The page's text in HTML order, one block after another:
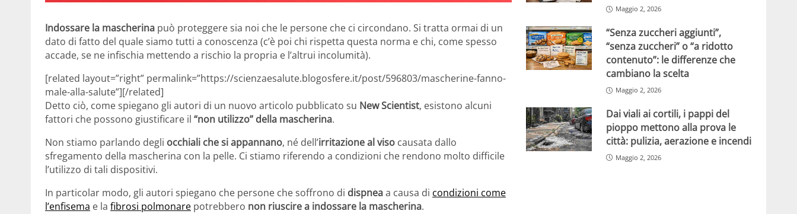
Indossare la mascherina può proteggere sia noi che le persone che ci circondano. Si tratta ormai di un
dato di fatto del quale siamo tutti a conoscenza (c’è poi chi rispetta questa norma e chi, come spesso
accade, se ne infischia mettendo a rischio la propria e l’altrui incolumità).
[related layout=”right” permalink=”https://scienzaesalute.blogosfere.it/post/596803/mascherine-fanno-
male-alla-salute”][/related]
Detto ciò, come spiegano gli autori di un nuovo articolo pubblicato su New Scientist, esistono alcuni
fattori che possono giustificare il “non utilizzo” della mascherina.
Non stiamo parlando degli occhiali che si appannano, né dell’irritazione al viso causata dallo
sfregamento della mascherina con la pelle. Ci stiamo riferendo a condizioni che rendono molto difficile
l’utilizzo di tali dispositivi.
In particolar modo, gli autori spiegano che persone che soffrono di dispneaa causa di condizioni come
l’enfisema e la fibrosi polmonare potrebbero non riuscire a indossare la mascherina.
Maggio 2, 2026
“Senza zuccheri aggiunti”,
“senza zuccheri” o “a ridotto
contenuto”: le differenze che
cambiano la scelta
Maggio 2, 2026
Dai viali ai cortili, i pappi del
pioppo mettono alla prova le
città: pulizia, aerazione e incendi
Maggio 2, 2026